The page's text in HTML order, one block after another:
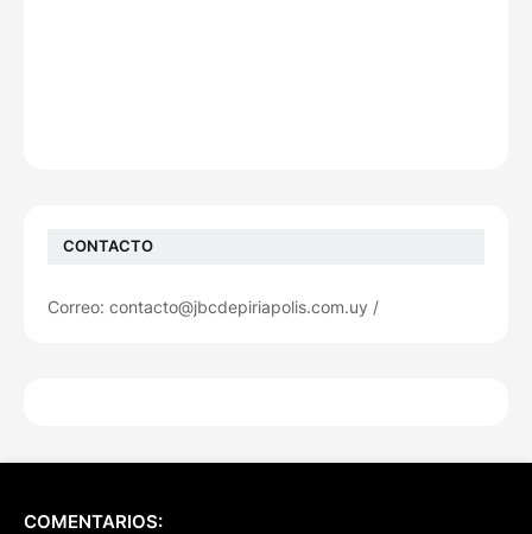
CONTACTO
Correo: contacto@jbcdepiriapolis.com.uy /
COMENTARIOS: